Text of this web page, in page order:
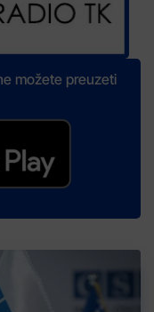
možete preuzeti